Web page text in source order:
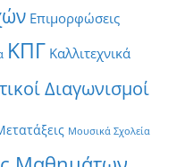
Επιμορφώσεις
ΚΠΓ Καλλιτεχνικά
Διαγωνισμοί
Μουσικά Σχολεία